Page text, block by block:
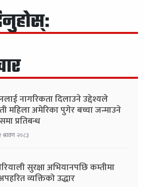
नागरिकता दिलाउने उद्देश्यले
महिला अमेरिका पुगेर बच्चा जन्माउने
प्रतिबन्ध
श्रावण २०८३
सुरक्षा अभियानपछि कम्तीमा
व्यक्तिको उद्धार